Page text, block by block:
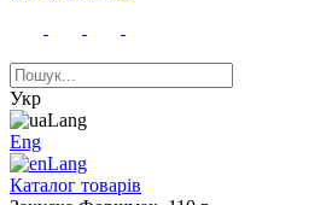
Укр
Eng
Каталог товарів